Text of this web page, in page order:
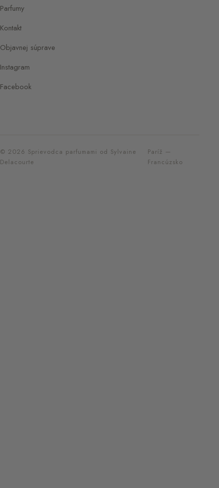
Parfumy
Kontakt
Objavnej súprave
Instagram
Facebook
© 2026 Sprievodca parfumami od Sylvaine
Delacourte
Paríž —
Francúzsko